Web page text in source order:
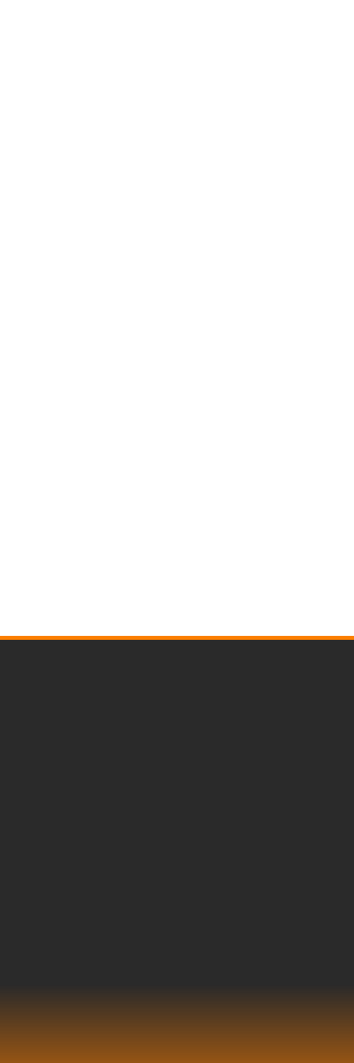
Código